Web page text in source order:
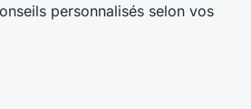
personnalisés selon vos